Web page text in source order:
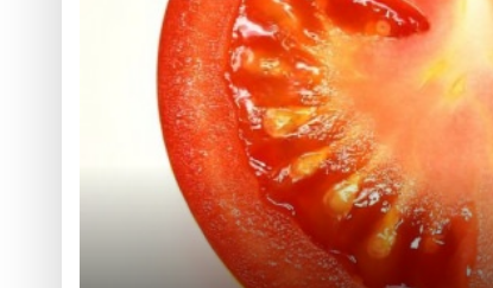
Cinci locuri
Vișeu de
Vima Mică
PS Iustin la
„PRINZĂTOR DE VISE”